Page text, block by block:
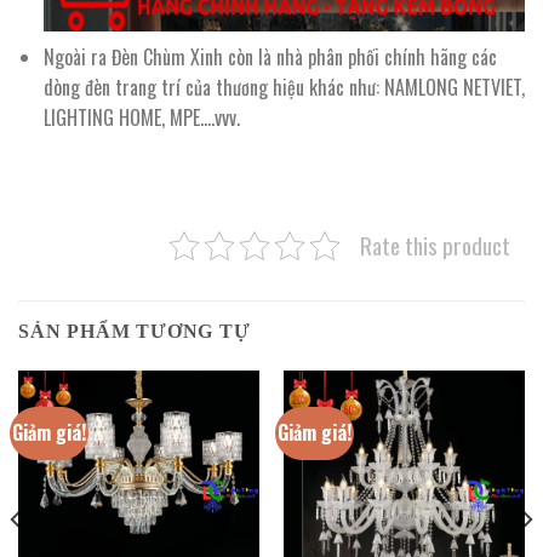
Ngoài ra Đèn Chùm Xinh còn là nhà phân phối chính hãng các
dòng đèn trang trí của thương hiệu khác như: NAMLONG NETVIET,
LIGHTING HOME, MPE….vvv.
Rate this product
SẢN PHẨM TƯƠNG TỰ
Giảm giá! Giảm giá!